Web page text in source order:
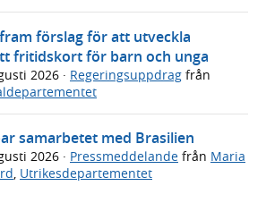
förslag för att utveckla
fritidskort för barn och unga
2026 · Regeringsuppdrag från
samarbetet med Brasilien
2026 · Pressmeddelande från Maria
, Utrikesdepartementet